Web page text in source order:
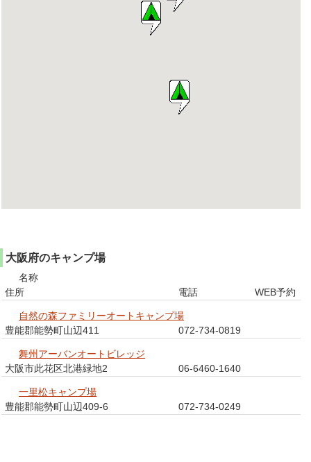
大阪府のキャンプ場
名称
住所
電話 WEB予約
自然の森ファミリーオートキャンプ場
豊能郡能勢町山辺411
072-734-0819
舞州アーバンオートビレッジ
大阪市此花区北港緑地2
06-6460-1640
一里松キャンプ場
豊能郡能勢町山辺409-6
072-734-0249